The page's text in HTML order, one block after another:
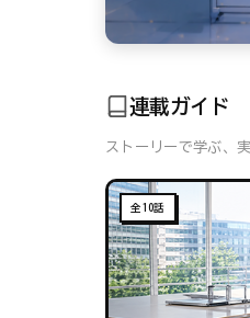
連載ガイド
ストーリーで学ぶ、
全10話